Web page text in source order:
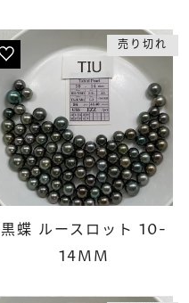
売り切れ
黒蝶 ルースロット 10-
14MM